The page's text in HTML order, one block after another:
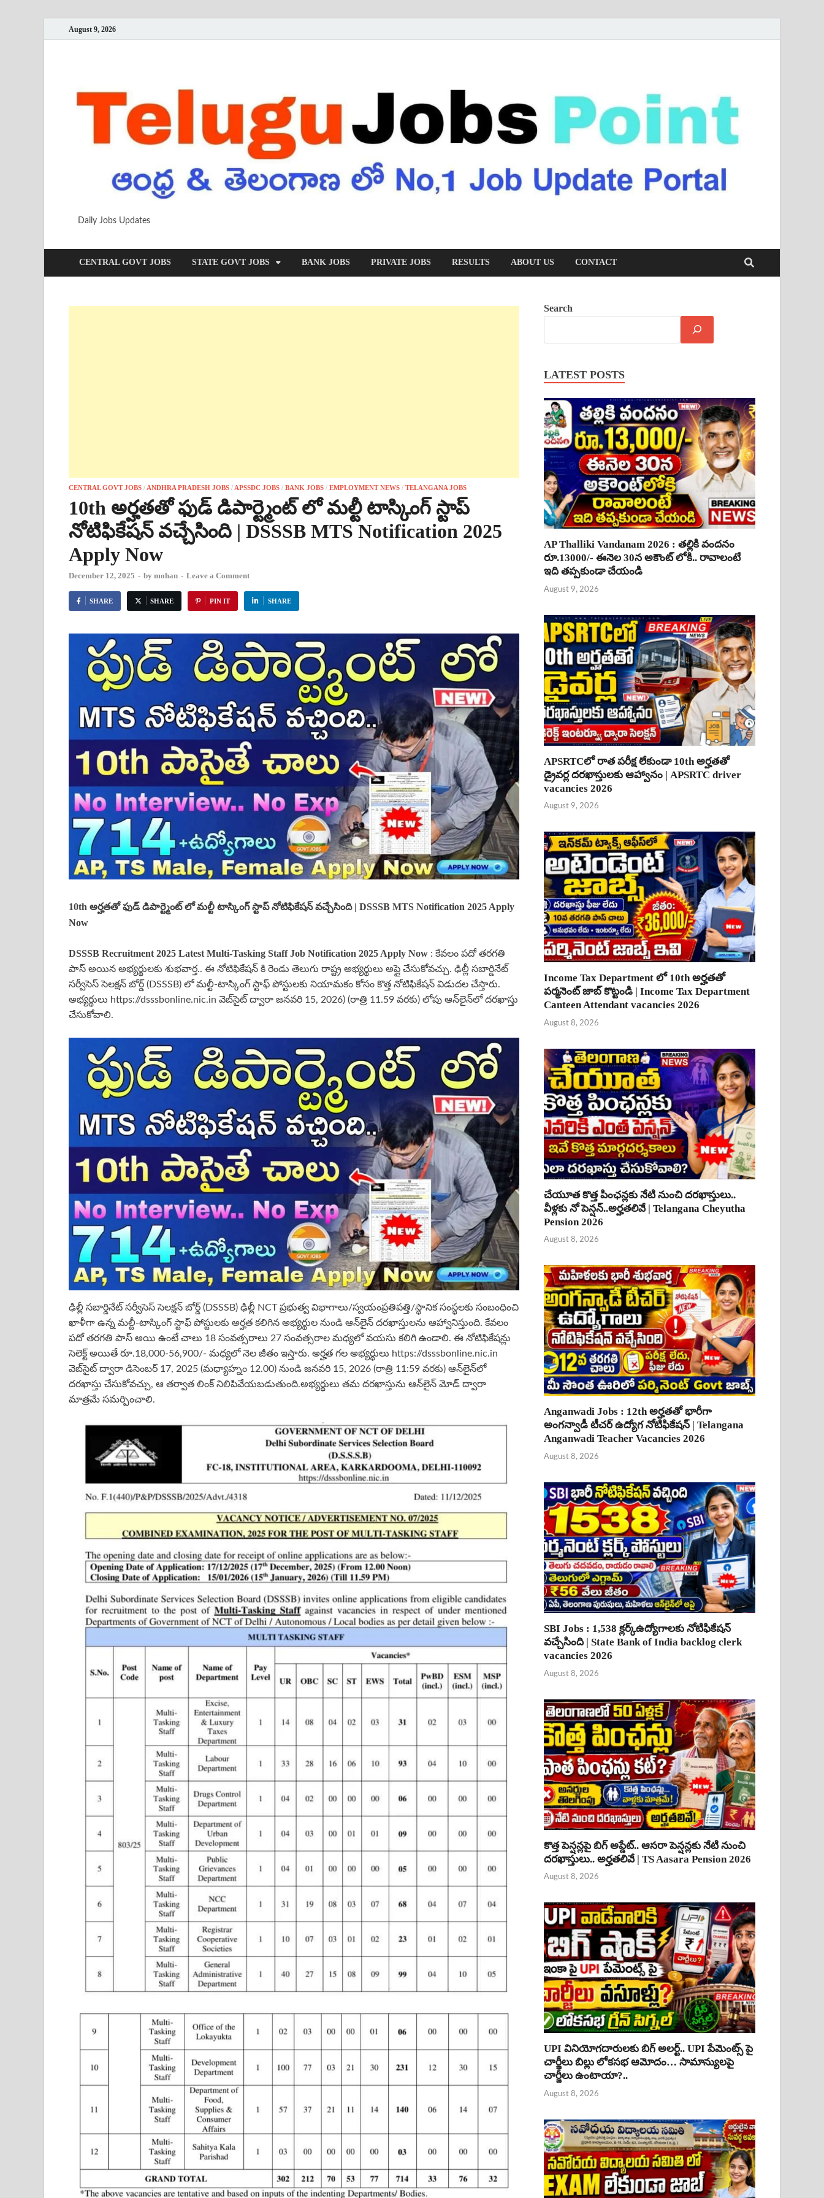
August 9, 2026
Daily Jobs Updates
CENTRAL GOVT JOBS STATE GOVT JOBS BANK JOBS PRIVATE JOBS RESULTS ABOUT US CONTACT
CENTRAL GOVT JOBS / ANDHRA PRADESH JOBS / APSSDC JOBS / BANK JOBS / EMPLOYMENT NEWS / TELANGANA JOBS
10th అర్హతతో ఫుడ్ డిపార్ట్మెంట్ లో మల్టీ టాస్కింగ్ స్టాప్
నోటిఫికేషన్ వచ్చేసింది | DSSSB MTS Notification 2025
Apply Now
December 12, 2025 - by mohan - Leave a Comment
SHARE SHARE PIN IT SHARE
10th అర్హతతో ఫుడ్ డిపార్ట్మెంట్ లో మల్టీ టాస్కింగ్ స్టాప్ నోటిఫికేషన్ వచ్చేసింది | DSSSB MTS Notification 2025 Apply
Now
DSSSB Recruitment 2025 Latest Multi-Tasking Staff Job Notification 2025 Apply Now : కేవలం పదో తరగతి
పాస్ అయిన అభ్యర్థులకు శుభవార్త.. ఈ నోటిఫికేషన్ కి రెండు తెలుగు రాష్ట్ర అభ్యర్థులు అప్లై చేసుకోవచ్చు. ఢిల్లీ సబార్డినేట్
సర్వీసెస్ సెలక్షన్ బోర్డ్ (DSSSB) లో మల్టీ-టాస్కింగ్ స్టాఫ్ పోస్టులకు నియామకం కోసం కొత్త నోటిఫికేషన్ విడుదల చేస్తారు.
అభ్యర్థులు https://dsssbonline.nic.in వెబ్‌సైట్ ద్వారా జనవరి 15, 2026) (రాత్రి 11.59 వరకు) లోపు ఆన్‌లైన్‌లో దరఖాస్తు
చేసుకోవాలి.
ఢిల్లీ సబార్డినేట్ సర్వీసెస్ సెలక్షన్ బోర్డ్ (DSSSB) ఢిల్లీ NCT ప్రభుత్వ విభాగాలు/స్వయంప్రతిపత్తి/స్థానిక సంస్థలకు సంబంధించి
ఖాళీగా ఉన్న మల్టీ-టాస్కింగ్ స్టాఫ్ పోస్టులకు అర్హత కలిగిన అభ్యర్థుల నుండి ఆన్‌లైన్ దరఖాస్తులను ఆహ్వానిస్తుంది. కేవలం
పదో తరగతి పాస్ అయి ఉంటే చాలు 18 సంవత్సరాలు 27 సంవత్సరాల మధ్యలో వయసు కలిగి ఉండాలి. ఈ నోటిఫికేషన్లు
సెలెక్ట్ అయితే రూ.18,000-56,900/- మధ్యలో నెల జీతం ఇస్తారు. అర్హత గల అభ్యర్థులు https://dsssbonline.nic.in
వెబ్‌సైట్ ద్వారా డిసెంబర్ 17, 2025 (మధ్యాహ్నం 12.00) నుండి జనవరి 15, 2026 (రాత్రి 11:59 వరకు) ఆన్‌లైన్‌లో
దరఖాస్తు చేసుకోవచ్చు, ఆ తర్వాత లింక్ నిలిపివేయబడుతుంది.అభ్యర్థులు తమ దరఖాస్తును ఆన్‌లైన్ మోడ్ ద్వారా
మాత్రమే సమర్పించాలి.
Search
LATEST POSTS
AP Thalliki Vandanam 2026 : తల్లికి వందనం
రూ.13000/- ఈనెల 30న అకౌంట్ లోకి.. రావాలంటే
ఇది తప్పకుండా చేయండి
August 9, 2026
APSRTCలో రాత పరీక్ష లేకుండా 10th అర్హతతో
డ్రైవర్ల దరఖాస్తులకు ఆహ్వానం | APSRTC driver
vacancies 2026
August 9, 2026
Income Tax Department లో 10th అర్హతతో
పర్మనెంట్ జాబ్ కొట్టండి | Income Tax Department
Canteen Attendant vacancies 2026
August 8, 2026
చేయూత కొత్త పింఛన్లకు నేటి నుంచి దరఖాస్తులు..
వీళ్లకు నో పెన్షన్..అర్హతలివే | Telangana Cheyutha
Pension 2026
August 8, 2026
Anganwadi Jobs : 12th అర్హతతో భారీగా
అంగన్వాడీ టీచర్ ఉద్యోగ నోటిఫికేషన్ | Telangana
Anganwadi Teacher Vacancies 2026
August 8, 2026
SBI Jobs : 1,538 క్లర్క్ఉద్యోగాలకు నోటిఫికేషన్
వచ్చేసింది | State Bank of India backlog clerk
vacancies 2026
August 8, 2026
కొత్త పెన్షన్లపై బిగ్ అప్డేట్.. ఆసరా పెన్షన్లకు నేటి నుంచి
దరఖాస్తులు.. అర్హతలివే | TS Aasara Pension 2026
August 8, 2026
UPI వినియోగదారులకు బిగ్ అలర్ట్.. UPI పేమెంట్స్ పై
చార్జీలు బిల్లు లోకసభ ఆమోదం… సామాన్యులపై
చార్జీలు ఉంటాయా?..
August 8, 2026